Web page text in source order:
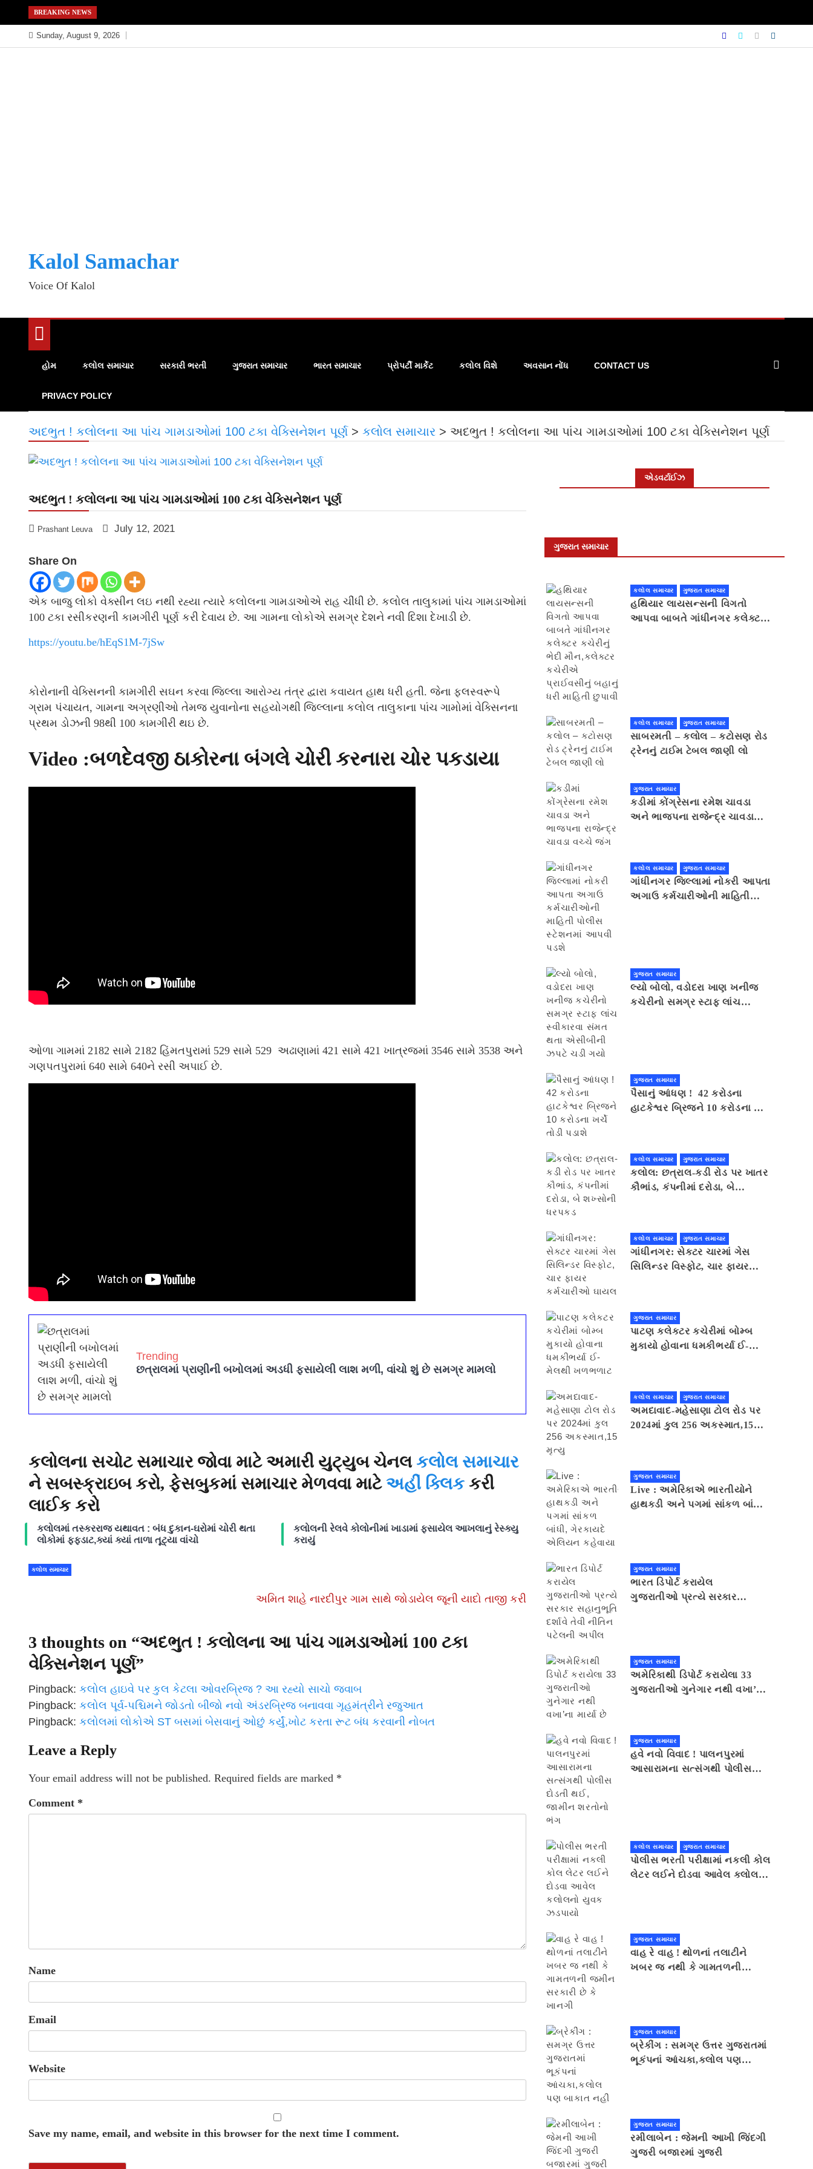
to
content
BREAKING NEWS
Sunday, August 9, 2026
Kalol Samachar
Voice Of Kalol
હોમ કલોલ સમાચાર સરકારી ભરતી ગુજરાત સમાચાર ભારત સમાચાર પ્રોપર્ટી માર્કેટ કલોલ વિશે અવસાન નોંધ CONTACT US
PRIVACY POLICY
અદભુત ! કલોલના આ પાંચ ગામડાઓમાં 100 ટકા વેક્સિનેશન પૂર્ણ> કલોલ સમાચાર > અદભુત ! કલોલના આ પાંચ ગામડાઓમાં 100 ટકા વેક્સિનેશન પૂર્ણ
અદભુત ! કલોલના આ પાંચ ગામડાઓમાં 100 ટકા વેક્સિનેશન પૂર્ણ
Prashant Leuva July 12, 2021
Share On
એક બાજુ લોકો વેક્સીન લઇ નથી રહ્યા ત્યારે કલોલના ગામડાઓએ રાહ ચીંધી છે. કલોલ તાલુકામાં પાંચ ગામડાઓમાં
100 ટકા રસીકરણની કામગીરી પૂર્ણ કરી દેવાય છે. આ ગામના લોકોએ સમગ્ર દેશને નવી દિશા દેખાડી છે.
https://youtu.be/hEqS1M-7jSw
કોરોનાની વેક્સિનની કામગીરી સઘન કરવા જિલ્લા આરોગ્ય તંત્ર દ્વારા કવાયત હાથ ધરી હતી. જેના ફલસ્વરૂપે
ગ્રામ પંચાયત, ગામના અગ્રણીઓ તેમજ યુવાનોના સહયોગથી જિલ્લાના કલોલ તાલુકાના પાંચ ગામોમાં વેક્સિનના
પ્રથમ ડોઝની 98થી 100 કામગીરી થઇ છે.
Video :બળદેવજી ઠાકોરના બંગલે ચોરી કરનારા ચોર પકડાયા
ઓળા ગામમાં 2182 સામે 2182 હિંમતપુરામાં 529 સામે 529 અઢાણામાં 421 સામે 421 ખાત્રજમાં 3546 સામે 3538 અને
ગણપતપુરામાં 640 સામે 640ને રસી અપાઈ છે.
Trending
છત્રાલમાં પ્રાણીની બખોલમાં અડધી ફસાયેલી લાશ મળી, વાંચો શું છે સમગ્ર મામલો
કલોલના સચોટ સમાચાર જોવા માટે અમારી યુટ્યુબ ચેનલ
કલોલ સમાચાર
ને સબસ્ક્રાઇબ કરો, ફેસબુકમાં સમાચાર મેળવવા માટે અહીં ક્લિક કરી
લાઈક કરો
કલોલમાં તસ્કરરાજ યથાવત : બંધ દુકાન-ઘરોમાં ચોરી થતા
લોકોમાં ફફડાટ,ક્યાં ક્યાં તાળા તૂટ્યા વાંચો
કલોલની રેલવે કોલોનીમાં ખાડામાં ફસાયેલ આખલાનું રેસ્ક્યુ
કરાયું
કલોલ સમાચાર
અમિત શાહે નારદીપુર ગામ સાથે જોડાયેલ જૂની યાદો તાજી કરી
3 thoughts on “અદભુત ! કલોલના આ પાંચ ગામડાઓમાં 100 ટકા
વેક્સિનેશન પૂર્ણ”
Pingback: કલોલ હાઇવે પર કુલ કેટલા ઓવરબ્રિજ ? આ રહ્યો સાચો જવાબ
Pingback: કલોલ પૂર્વ-પશ્ચિમને જોડતો બીજો નવો અંડરબ્રિજ બનાવવા ગૃહમંત્રીને રજુઆત
Pingback: કલોલમાં લોકોએ ST બસમાં બેસવાનું ઓછું કર્યું,ખોટ કરતા રૂટ બંધ કરવાની નોબત
Leave a Reply
Your email address will not be published. Required fields are marked *
Comment *
Name
Email
Website
Save my name, email, and website in this browser for the next time I comment.
એડવર્ટાઈઝ
ગુજરાત સમાચાર
કલોલ સમાચાર ગુજરાત સમાચાર
હથિયાર લાયસન્સની વિગતો
આપવા બાબતે ગાંધીનગર કલેક્ટર
કલોલ સમાચાર ગુજરાત સમાચાર
સાબરમતી – કલોલ – કટોસણ રોડ
ટ્રેનનું ટાઈમ ટેબલ જાણી લો
ગુજરાત સમાચાર
કડીમાં કોંગ્રેસના રમેશ ચાવડા
અને ભાજપના રાજેન્દ્ર ચાવડા
કલોલ સમાચાર ગુજરાત સમાચાર
ગાંધીનગર જિલ્લામાં નોકરી આપતા
અગાઉ કર્મચારીઓની માહિતી
ગુજરાત સમાચાર
લ્યો બોલો, વડોદરા ખાણ ખનીજ
કચેરીનો સમગ્ર સ્ટાફ લાંચ
ગુજરાત સમાચાર
પૈસાનું આંધણ ! 42 કરોડના
હાટકેશ્વર બ્રિજને 10 કરોડના ખર્ચે
કલોલ સમાચાર ગુજરાત સમાચાર
કલોલ: છત્રાલ-કડી રોડ પર ખાતર
કૌભાંડ, કંપનીમાં દરોડા, બે
કલોલ સમાચાર ગુજરાત સમાચાર
ગાંધીનગર: સેક્ટર ચારમાં ગેસ
સિલિન્ડર વિસ્ફોટ, ચાર ફાયર
ગુજરાત સમાચાર
પાટણ કલેકટર કચેરીમાં બોમ્બ
મુકાયો હોવાના ધમકીભર્યા ઈ-
કલોલ સમાચાર ગુજરાત સમાચાર
અમદાવાદ-મહેસાણા ટોલ રોડ પર
2024માં કુલ 256 અકસ્માત,15
ગુજરાત સમાચાર
Live : અમેરિકાએ ભારતીયોને
હાથકડી અને પગમાં સાંકળ બાંધી,
ગુજરાત સમાચાર
ભારત ડિપોર્ટ કરાયેલ
ગુજરાતીઓ પ્રત્યે સરકાર
ગુજરાત સમાચાર
અમેરિકાથી ડિપોર્ટ કરાયેલા 33
ગુજરાતીઓ ગુનેગાર નથી વખા’ના
ગુજરાત સમાચાર
હવે નવો વિવાદ ! પાલનપુરમાં
આસારામના સત્સંગથી પોલીસ
કલોલ સમાચાર ગુજરાત સમાચાર
પોલીસ ભરતી પરીક્ષામાં નકલી કોલ
લેટર લઈને દોડવા આવેલ કલોલનો
ગુજરાત સમાચાર
વાહ રે વાહ ! થોળનાં તલાટીને
ખબર જ નથી કે ગામતળની
ગુજરાત સમાચાર
બ્રેકીંગ : સમગ્ર ઉત્તર ગુજરાતમાં
ભૂકંપનાં આંચકા,કલોલ પણ
ગુજરાત સમાચાર
રમીલાબેન : જેમની આખી જિંદગી
ગુજરી બજારમાં ગુજરી